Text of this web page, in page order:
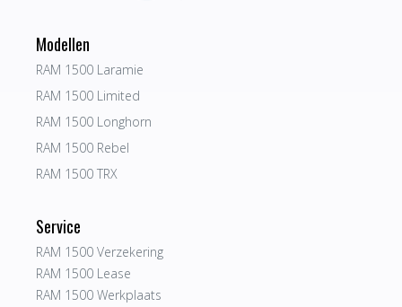
Modellen
RAM 1500 Laramie
RAM 1500 Limited
RAM 1500 Longhorn
RAM 1500 Rebel
RAM 1500 TRX
Service
RAM 1500 Verzekering
RAM 1500 Lease
RAM 1500 Werkplaats